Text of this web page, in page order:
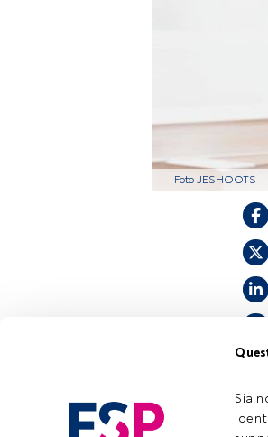
Sia
Foto JESHOOTS
Tempo di lettura: